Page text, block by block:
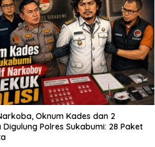
Oknum Kades dan 2
Digulung Polres Sukabumi: 28 Paket